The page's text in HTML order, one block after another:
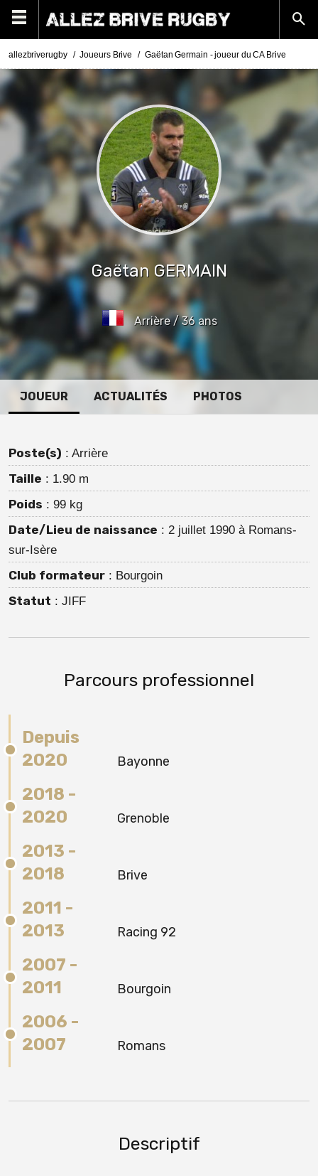
allezbriverugby Joueurs Brive Gaëtan Germain - joueur du CA Brive
Gaëtan GERMAIN
Arrière / 36 ans
JOUEUR ACTUALITÉS PHOTOS
Poste(s) : Arrière
Taille : 1.90 m
Poids : 99 kg
Date/Lieu de naissance : 2 juillet 1990 à Romans-
sur-Isère
Club formateur : Bourgoin
Statut : JIFF
Parcours professionnel
Depuis
2020
Bayonne
2018 -
2020
Grenoble
2013 -
2018
Brive
2011 -
2013
Racing 92
2007 -
2011
Bourgoin
2006 -
2007
Romans
Descriptif